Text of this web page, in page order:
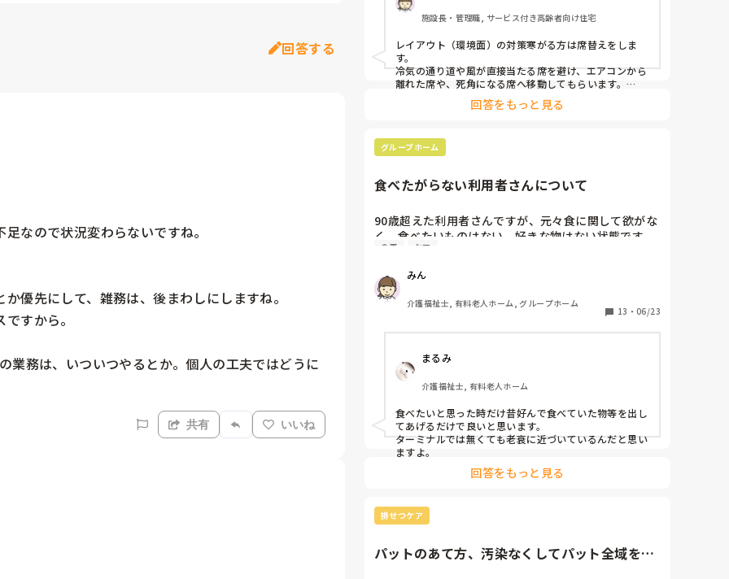
回答する
なので状況変わらないですね。
優先にして、雑務は、後まわしにしますね。
すから。
業務は、いついつやるとか。個人の工夫ではどうに
共有 いいね
施設長・管理職, サービス付き高齢者向け住宅
レイアウト（環境面）の対策寒がる方は席替えをしま
す。
冷気の通り道や風が直接当たる席を避け、エアコンから
離れた席や、死角になる席へ移動してもらいます。
それか、5分の外気浴して暑いか決めてもらいますね。
回答をもっと見る
グループホーム
食べたがらない利用者さんについて
90歳超えた利用者さんですが、元々食に関して欲がな
く、食べたいものはない。好きな物はない状態です。
甘いものも嫌いです。
食べています。半分と言っても「もういらない」と言
われてるところを半分は食べようと言って食べさせて
る状態。拒否が強い時は半分も食べれず中止してま
す。元々ご飯量50ｇと少なくしてありおかずは普通量
拒否があったら何回かだけトライしてそれでも拒否が
あれば中止にしていいという話が出てるのですが そう
なると1割も食べれず1口2口になるので、メイバラン
ス1日3本摂取するようになるそうです。
半分位はだましだましでも 食べさせたいと思うのです
が 本人の意志を尊重して中止した方がいいのでしょう
か？
内臓系で悪いところはないので ターミナルとかの人で
食事 ケア
みん
介護福祉士, 有料老人ホーム, グループホーム
13 ・ 06/23
まるみ
介護福祉士, 有料老人ホーム
食べたいと思った時だけ昔好んで食べていた物等を出し
てあげるだけで良いと思います。
ターミナルでは無くても老衰に近づいているんだと思い
ますよ。
回答をもっと見る
排せつケア
パットのあて方、汚染なくしてパット全域を活